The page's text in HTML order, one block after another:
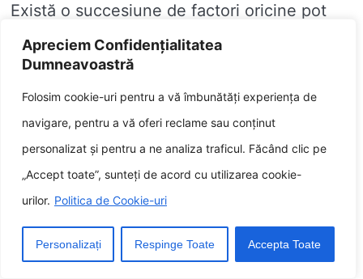
Apreciem Confidențialitatea
Dumneavoastră
Folosim cookie-uri pentru a vă îmbunătăți experiența de
navigare, pentru a vă oferi reclame sau conținut
personalizat și pentru a ne analiza traficul. Făcând clic pe
„Accept toate”, sunteți de acord cu utilizarea cookie-
urilor. Politica de Cookie-uri
Personalizați Respinge Toate Accepta Toate
Există o succesiune de factori oricine pot
intrista valoare absoluta în oricine genetica
dumneavoastră influențează succesul unei
diete pe glas concentrat. Acești factori
includ:
Metabolismul tău
Compoziția corpului tău
Hormonii tăi